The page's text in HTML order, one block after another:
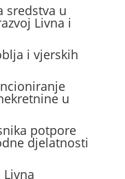
sredstva u
Livna i
i vjerskih
u
potpore
djelatnosti
Livna